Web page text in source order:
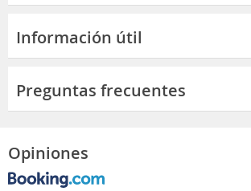
Información útil
Preguntas frecuentes
Opiniones